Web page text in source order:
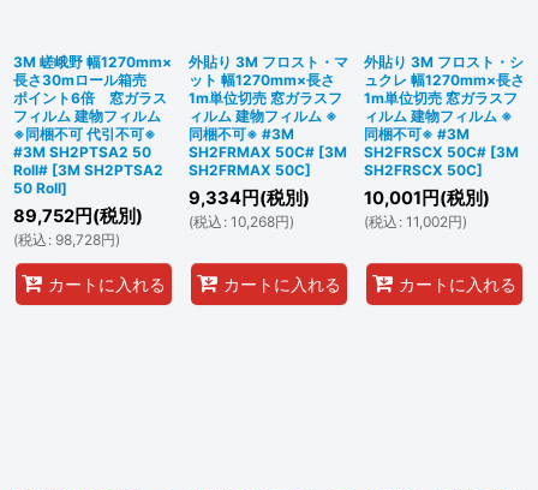
3M 嵯峨野 幅1270mm×
長さ30mロール箱売
ポイント6倍 窓ガラス
フィルム 建物フィルム
※同梱不可 代引不可※
#3M SH2PTSA2 50
Roll# [3M SH2PTSA2
50 Roll]
89,752円(税別)
(税込 : 98,728円)
カートに入れる
外貼り 3M フロスト・マ
ット 幅1270mm×長さ
1m単位切売 窓ガラスフ
ィルム 建物フィルム ※
同梱不可※ #3M
SH2FRMAX 50C# [3M
SH2FRMAX 50C]
9,334円(税別)
(税込 : 10,268円)
カートに入れる
外貼り 3M フロスト・シ
ュクレ 幅1270mm×長さ
1m単位切売 窓ガラスフ
ィルム 建物フィルム ※
同梱不可※ #3M
SH2FRSCX 50C# [3M
SH2FRSCX 50C]
10,001 円(税別)
(税込 : 11,002円)
カートに入れる